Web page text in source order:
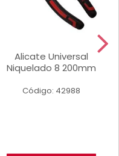
Alicate Universal
Niquelado 8 200mm
Código: 42988